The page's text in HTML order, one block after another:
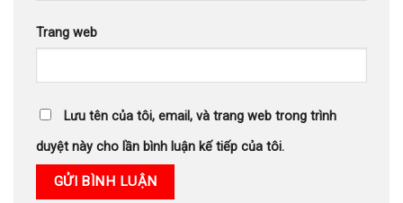
Trang web
Lưu tên của tôi, email, và trang web trong trình
duyệt này cho lần bình luận kế tiếp của tôi.